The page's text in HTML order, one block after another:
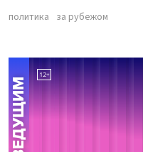
политика за рубежом